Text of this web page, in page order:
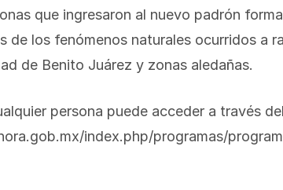
que ingresaron al nuevo padrón
de los fenómenos naturales ocurridos a
de Benito Juárez y zonas aledañas.
persona puede acceder a través
index.php/programas/